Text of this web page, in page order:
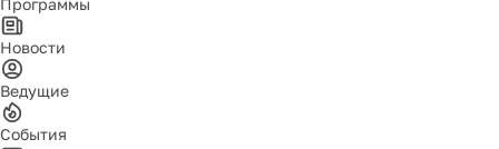
Новости
Ведущие
События